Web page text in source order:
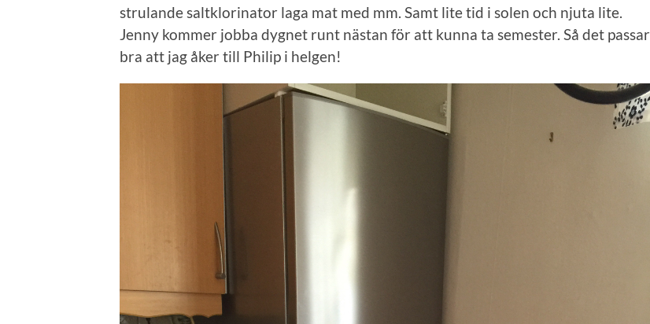
strulande saltklorinator laga mat med mm. Samt lite tid i solen och njuta lite.
Jenny kommer jobba dygnet runt nästan för att kunna ta semester. Så det passar
bra att jag åker till Philip i helgen!